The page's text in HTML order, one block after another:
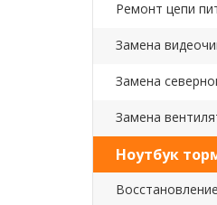
Ремонт цепи
Замена
Замена
Замена
Ноутбук